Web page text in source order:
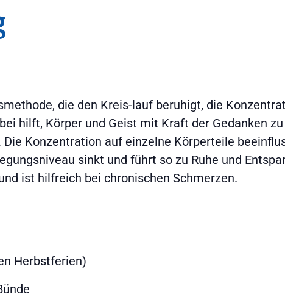
die den Kreis-lauf beruhigt, die
hilft, Körper und Geist mit Kraft der Gedanken
Konzentration auf einzelne Körperteile
sinkt und führt so zu Ruhe und
ist hilfreich bei chronischen Schmerzen.
Herbstferien)